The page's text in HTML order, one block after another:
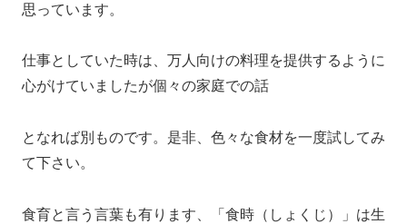
思っています。
仕事としていた時は、万人向けの料理を提供するように
心がけていましたが個々の家庭での話
となれば別ものです。是非、色々な食材を一度試してみ
て下さい。
食育と言う言葉も有ります、「食時（しょくじ）」は生